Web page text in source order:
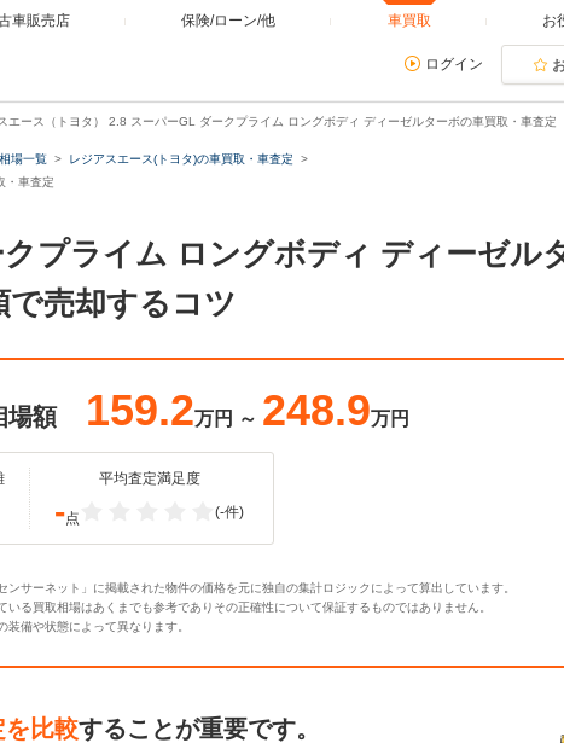
車販売店 保険/ローン/他 車買取 お
ログイン
エース（トヨタ） 2.8 スーパーGL ダークプライム ロングボディ ディーゼルターボの車買取・車査定
場一覧
レジアスエース(トヨタ)の車買取・車査定
・車査定
プライム ロングボディ ディーゼル
で売却するコツ
場額 159.2万円 ～ 248.9万円
平均査定満足度
-点 (-件)
サーネット」に掲載された物件の価格を元に独自の集計ロジックによって算出しています。
る買取相場はあくまでも参考でありその正確性について保証するものではありません。
備や状態によって異なります。
を比較することが重要です。